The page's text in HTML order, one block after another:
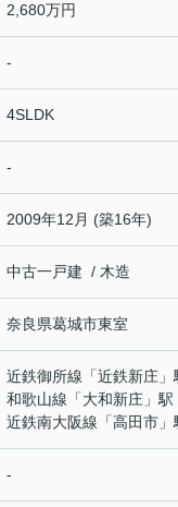
2,680万円
-
4SLDK
-
2009年12月 (築16年)
中古一戸建 / 木造
奈良県葛城市東室
近鉄御所線 「近鉄新庄
和歌山線 「大和新庄 」
近鉄南大阪線 「高田市
-